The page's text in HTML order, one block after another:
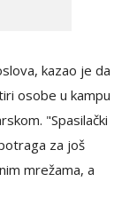
kazao je da
osobe u kampu
"Spasilački
za još
mrežama, a